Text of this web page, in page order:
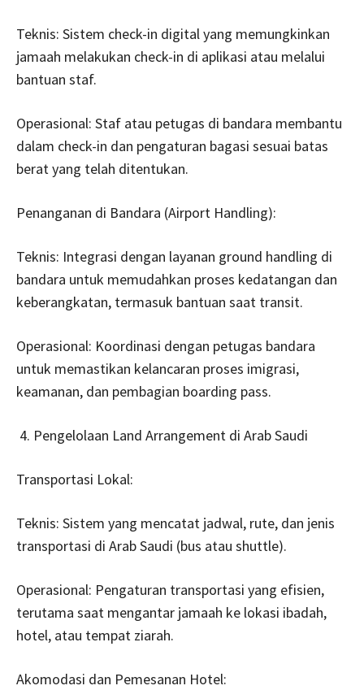
Teknis: Sistem check-in digital yang memungkinkan
jamaah melakukan check-in di aplikasi atau melalui
bantuan staf.
Operasional: Staf atau petugas di bandara membantu
dalam check-in dan pengaturan bagasi sesuai batas
berat yang telah ditentukan.
Penanganan di Bandara (Airport Handling):
Teknis: Integrasi dengan layanan ground handling di
bandara untuk memudahkan proses kedatangan dan
keberangkatan, termasuk bantuan saat transit.
Operasional: Koordinasi dengan petugas bandara
untuk memastikan kelancaran proses imigrasi,
keamanan, dan pembagian boarding pass.
Pengelolaan Land Arrangement di Arab Saudi
Transportasi Lokal:
Teknis: Sistem yang mencatat jadwal, rute, dan jenis
transportasi di Arab Saudi (bus atau shuttle).
Operasional: Pengaturan transportasi yang efisien,
terutama saat mengantar jamaah ke lokasi ibadah,
hotel, atau tempat ziarah.
Akomodasi dan Pemesanan Hotel: